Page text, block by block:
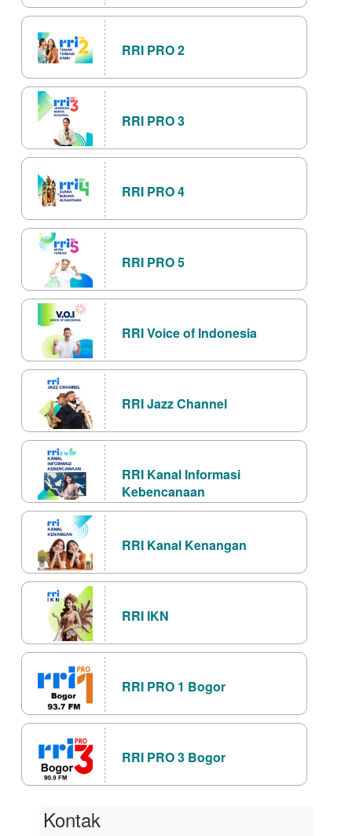
RRI PRO 2
RRI PRO 3
RRI PRO 4
RRI PRO 5
RRI Voice of Indonesia
RRI Jazz Channel
RRI Kanal Informasi
Kebencanaan
RRI Kanal Kenangan
RRI IKN
RRI PRO 1 Bogor
RRI PRO 3 Bogor
Kontak